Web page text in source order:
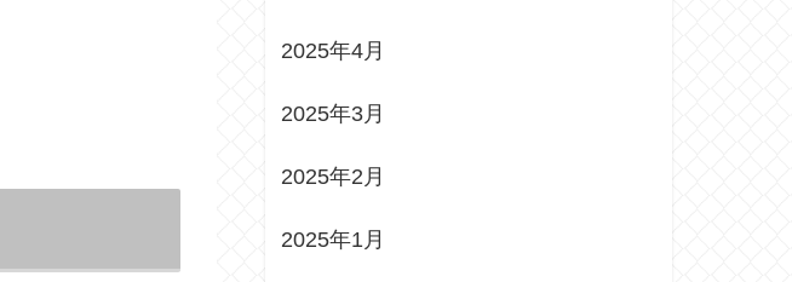
2025年4月
2025年3月
2025年2月
2025年1月